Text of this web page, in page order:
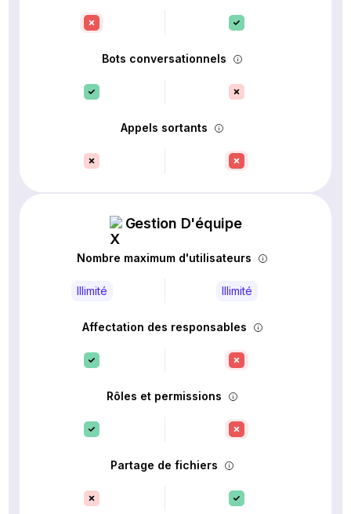
Bots conversationnels
Appels sortants
Gestion D'équipe
Nombre maximum d'utilisateurs
Illimité Illimité
Affectation des responsables
Rôles et permissions
Partage de fichiers